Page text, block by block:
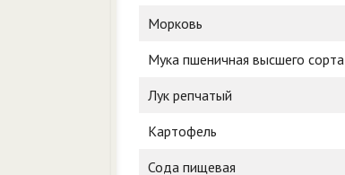
Морковь
Мука пшеничная высшего сорта
Лук репчатый
Картофель
Сода пищевая